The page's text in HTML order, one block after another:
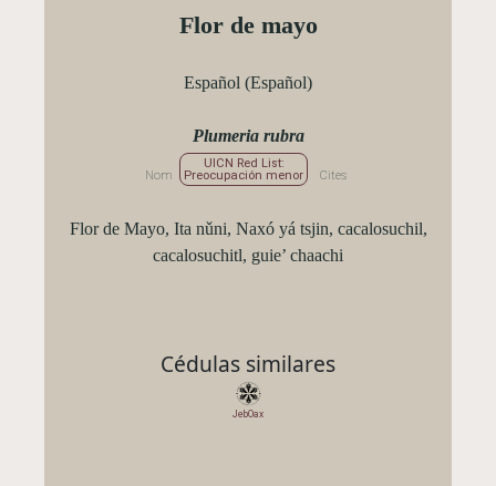
Flor de mayo
Español (Español)
Plumeria rubra
Nom
UICN Red List:
Preocupación menor
Cites
Flor de Mayo, Ita nǔni, Naxó yá tsjin, cacalosuchil,
cacalosuchitl, guie’ chaachi
Cédulas similares
JebOax